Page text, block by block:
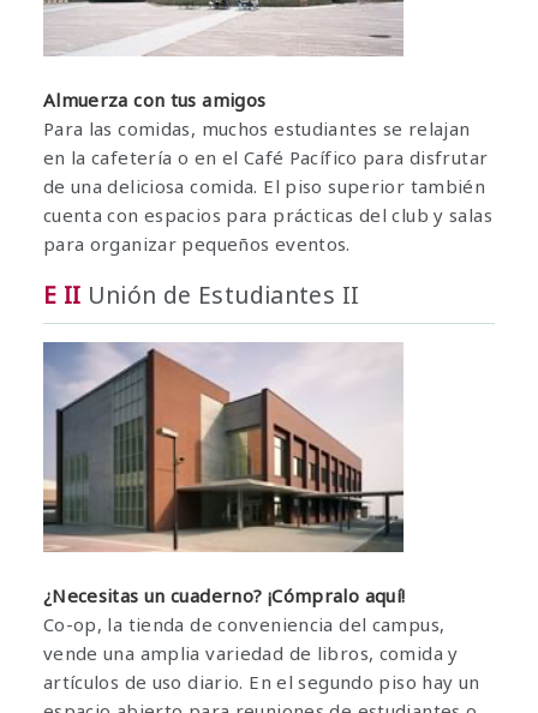
Almuerza con tus amigos
Para las comidas, muchos estudiantes se relajan
en la cafetería o en el Café Pacífico para disfrutar
de una deliciosa comida. El piso superior también
cuenta con espacios para prácticas del club y salas
para organizar pequeños eventos.
E II Unión de Estudiantes II
¿Necesitas un cuaderno? ¡Cómpralo aquí!
Co-op, la tienda de conveniencia del campus,
vende una amplia variedad de libros, comida y
artículos de uso diario. En el segundo piso hay un